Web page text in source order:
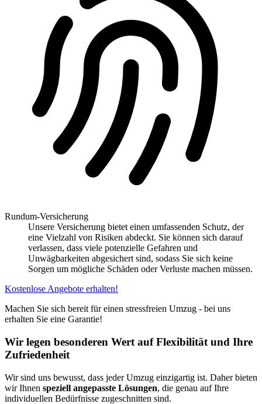
Rundum-Versicherung
Unsere Versicherung bietet einen umfassenden Schutz, der
eine Vielzahl von Risiken abdeckt. Sie können sich darauf
verlassen, dass viele potenzielle Gefahren und
Unwägbarkeiten abgesichert sind, sodass Sie sich keine
Sorgen um mögliche Schäden oder Verluste machen müssen.
Kostenlose Angebote erhalten!
Machen Sie sich bereit für einen stressfreien Umzug - bei uns
erhalten Sie eine Garantie!
Wir legen besonderen Wert auf Flexibilität und Ihre
Zufriedenheit
Wir sind uns bewusst, dass jeder Umzug einzigartig ist. Daher bieten
wir Ihnen speziell angepasste Lösungen, die genau auf Ihre
individuellen Bedürfnisse zugeschnitten sind.